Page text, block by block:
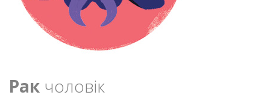
Ракчоловік